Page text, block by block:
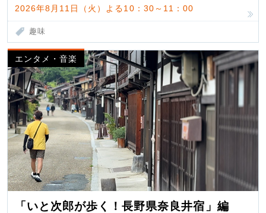
2026年8月11日（火）よる10：30～11：00
趣味
エンタメ・音楽
「いと次郎が歩く！長野県奈良井宿」編